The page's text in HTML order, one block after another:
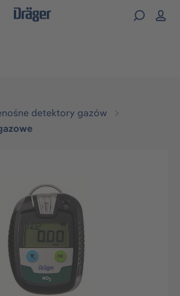
platformie B2B
detektory gazów